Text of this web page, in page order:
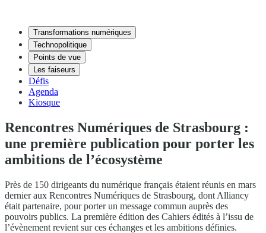
Transformations numériques
Technopolitique
Points de vue
Les faiseurs
Défis
Agenda
Kiosque
Rencontres Numériques de Strasbourg :
une première publication pour porter les
ambitions de l’écosystème
Près de 150 dirigeants du numérique français étaient réunis en mars
dernier aux Rencontres Numériques de Strasbourg, dont Alliancy
était partenaire, pour porter un message commun auprès des
pouvoirs publics. La première édition des Cahiers édités à l’issu de
l’évènement revient sur ces échanges et les ambitions définies.